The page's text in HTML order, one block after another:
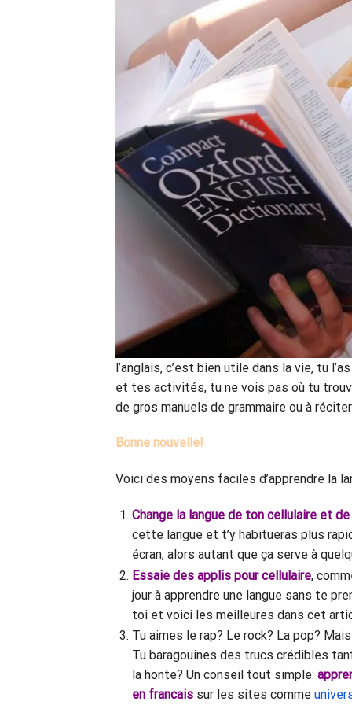
l’anglais, c’est bien utile dans la vie, tu
et tes activités, tu ne vois pas où tu
de gros manuels de grammaire ou à
Bonne nouvelle!
Voici des moyens faciles d’apprendre la
Change la langue de ton cellulaire et
cette langue et t’y habitueras plus
écran, alors autant que ça serve à
Essaie des applis pour cellulaire,
jour à apprendre une langue sans te
toi et voici les meilleures dans cet
Tu aimes le rap? Le rock? La pop?
Tu baragouines des trucs crédibles
la honte? Un conseil tout simple:
en francais sur les sites comme